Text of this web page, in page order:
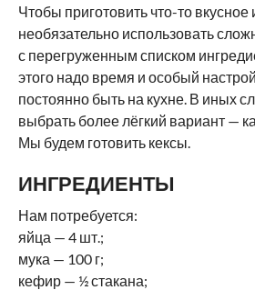
Чтобы приготовить что-то вкусное
необязательно использовать
с перегруженным списком
этого надо время и особый
постоянно быть на кухне. В иных
выбрать более лёгкий вариант —
Мы будем готовить кексы.
ИНГРЕДИЕНТЫ
Нам потребуется:
яйца — 4 шт.;
мука — 100 г;
кефир — ½ стакана;